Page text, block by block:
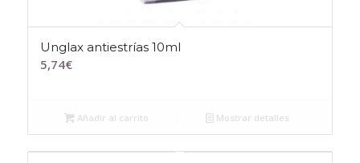
Unglax antiestrías 10ml
5,74€
Añadir al carrito Mostrar detalles